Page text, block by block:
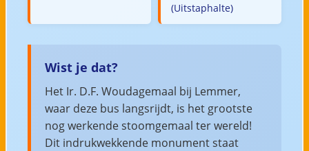
(Uitstaphalte)
Wist je dat?
Het Ir. D.F. Woudagemaal bij Lemmer,
waar deze bus langsrijdt, is het grootste
nog werkende stoomgemaal ter wereld!
Dit indrukwekkende monument staat